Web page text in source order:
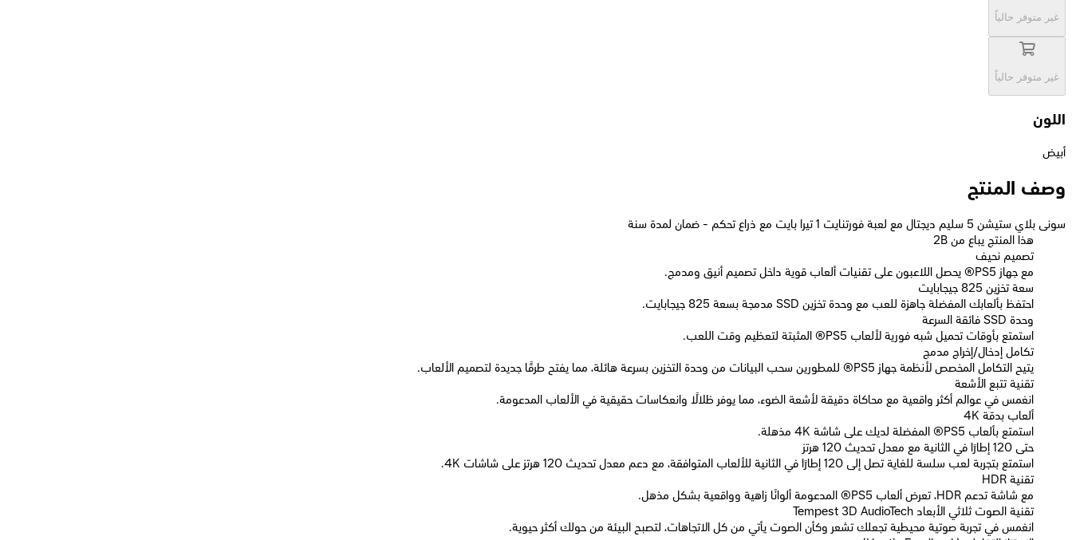
غير متوفر حالياً
غير متوفر حالياً
اللون
أبيض
وصف المنتج
سونى بلاي ستيشن 5 سليم ديجتال مع لعبة فورتنايت 1 تيرا بايت مع ذراع تحكم - ضمان لمدة سنة
2B هذا المنتج يباع من
تصميم نحيف
مع جهاز PS5® يحصل اللاعبون على تقنيات ألعاب قوية داخل تصميم أنيق ومدمج.
سعة تخزين 825 جيجابايت
احتفظ بألعابك المفضلة جاهزة للعب مع وحدة تخزين SSD مدمجة بسعة 825 جيجابايت.
وحدة SSD فائقة السرعة
استمتع بأوقات تحميل شبه فورية لألعاب PS5® المثبتة لتعظيم وقت اللعب.
تكامل إدخال/إخراج مدمج
يتيح التكامل المخصص لأنظمة جهاز PS5® للمطورين سحب البيانات من وحدة التخزين بسرعة هائلة، مما يفتح طرقًا جديدة لتصميم الألعاب.
تقنية تتبع الأشعة
انغمس في عوالم أكثر واقعية مع محاكاة دقيقة لأشعة الضوء، مما يوفر ظلالًا وانعكاسات حقيقية في الألعاب المدعومة.
ألعاب بدقة 4K
استمتع بألعاب PS5® المفضلة لديك على شاشة 4K مذهلة.
حتى 120 إطارًا في الثانية مع معدل تحديث 120 هرتز
استمتع بتجربة لعب سلسة للغاية تصل إلى 120 إطارًا في الثانية للألعاب المتوافقة، مع دعم معدل تحديث 120 هرتز على شاشات 4K.
تقنية HDR
مع شاشة تدعم HDR، تعرض ألعاب PS5® المدعومة ألوانًا زاهية وواقعية بشكل مذهل.
تقنية الصوت ثلاثي الأبعاد Tempest 3D AudioTech
انغمس في تجربة صوتية محيطية تجعلك تشعر وكأن الصوت يأتي من كل الاتجاهات، لتصبح البيئة من حولك أكثر حيوية.